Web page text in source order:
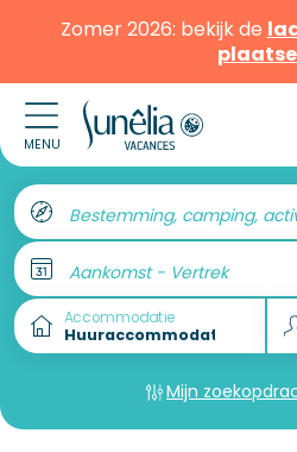
Zomer 2026: bekijk de
MENU
Bestemming, camping,
Aankomst - Vertrek
Accommodatie
Mijn